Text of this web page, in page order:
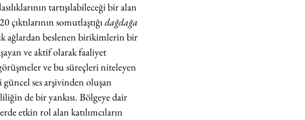
tartışılabileceği bir alan
çıktılarının somutlaştığı dağdağa
ağlardan beslenen birikimlerin bir
ve aktif olarak faaliyet
ve bu süreçleri niteleyen
ses arşivinden oluşan
de bir yankısı. Bölgeye dair
etkin rol alan katılımcıların